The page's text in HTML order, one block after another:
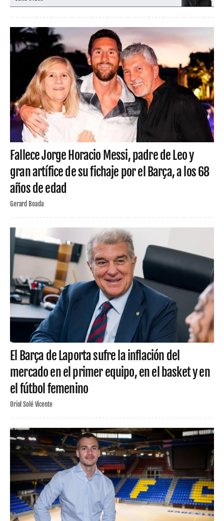
Fallece Jorge Horacio Messi, padre de Leo y
gran artífice de su fichaje por el Barça, a los 68
años de edad
Gerard Boada
El Barça de Laporta sufre la inflación del
mercado en el primer equipo, en el basket y en
el fútbol femenino
Oriol Solé Vicente